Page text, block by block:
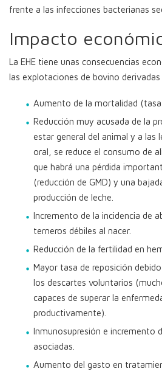
frente a las infecciones bacterianas
Impacto
La EHE tiene unas consecuencias
las explotaciones de bovino derivadas
Aumento de la mortalidad (tasa
Reducción muy acusada de la
estar general del animal y a las
oral, se reduce el consumo de
que habrá una pérdida
(reducción de GMD) y una
producción de leche.
Incremento de la incidencia de
terneros débiles al nacer.
Reducción de la fertilidad en
Mayor tasa de reposición
los descartes voluntarios
capaces de superar la
productivamente).
Inmunosupresión e incremento
asociadas.
Aumento del gasto en